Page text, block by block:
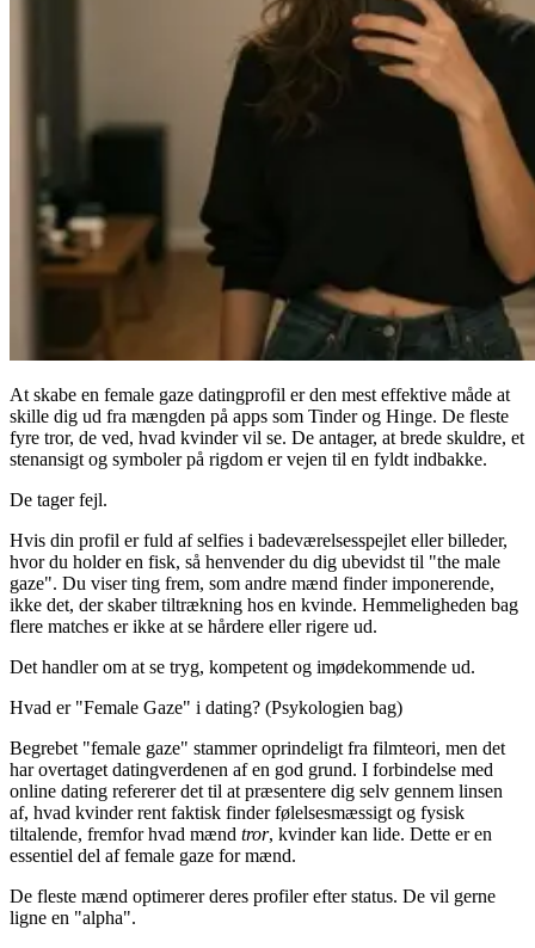
At skabe en female gaze datingprofil er den mest effektive måde at
skille dig ud fra mængden på apps som Tinder og Hinge. De fleste
fyre tror, de ved, hvad kvinder vil se. De antager, at brede skuldre, et
stenansigt og symboler på rigdom er vejen til en fyldt indbakke.
De tager fejl.
Hvis din profil er fuld af selfies i badeværelsesspejlet eller billeder,
hvor du holder en fisk, så henvender du dig ubevidst til "the male
gaze". Du viser ting frem, som andre mænd finder imponerende,
ikke det, der skaber tiltrækning hos en kvinde. Hemmeligheden bag
flere matches er ikke at se hårdere eller rigere ud.
Det handler om at se tryg, kompetent og imødekommende ud.
Hvad er "Female Gaze" i dating? (Psykologien bag)
Begrebet "female gaze" stammer oprindeligt fra filmteori, men det
har overtaget datingverdenen af en god grund. I forbindelse med
online dating refererer det til at præsentere dig selv gennem linsen
af, hvad kvinder rent faktisk finder følelsesmæssigt og fysisk
tiltalende, fremfor hvad mænd tror, kvinder kan lide. Dette er en
essentiel del affemale gaze for mænd.
De fleste mænd optimerer deres profiler efter status. De vil gerne
ligne en "alpha".